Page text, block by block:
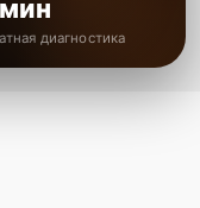
диагностика